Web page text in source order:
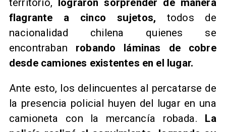
flagrante a cinco sujetos, todos de
nacionalidad chilena quienes se
encontraban robando láminas de cobre
desde camiones existentes en el lugar.
Ante esto, los delincuentes al percatarse de
la presencia policial huyen del lugar en una
camioneta con la mercancía robada. La